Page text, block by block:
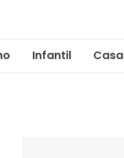
Infantil Casa